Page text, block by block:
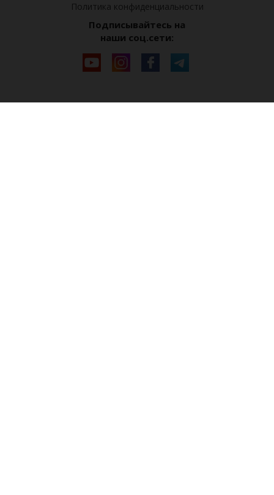
Политика конфиденциальности
Подписывайтесь на
наши соц.сети: